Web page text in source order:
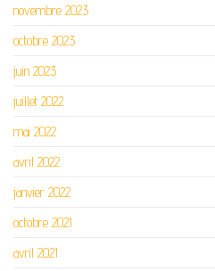
novembre 2023
octobre 2023
juin 2023
juillet 2022
mai 2022
avril 2022
janvier 2022
octobre 2021
avril 2021